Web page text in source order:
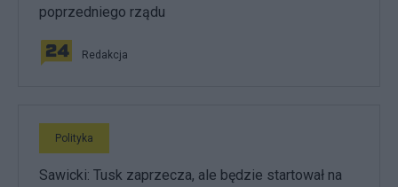
poprzedniego rządu
Redakcja
Polityka
Sawicki: Tusk zaprzecza, ale będzie startował na